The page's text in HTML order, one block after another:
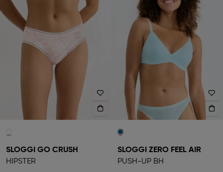
SLOGGI GO CRUSH
HIPSTER
SLOGGI ZERO FEEL AIR
PUSH-UP BH